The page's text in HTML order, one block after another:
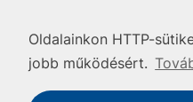
Oldalainkon HTTP-
jobb működésért.